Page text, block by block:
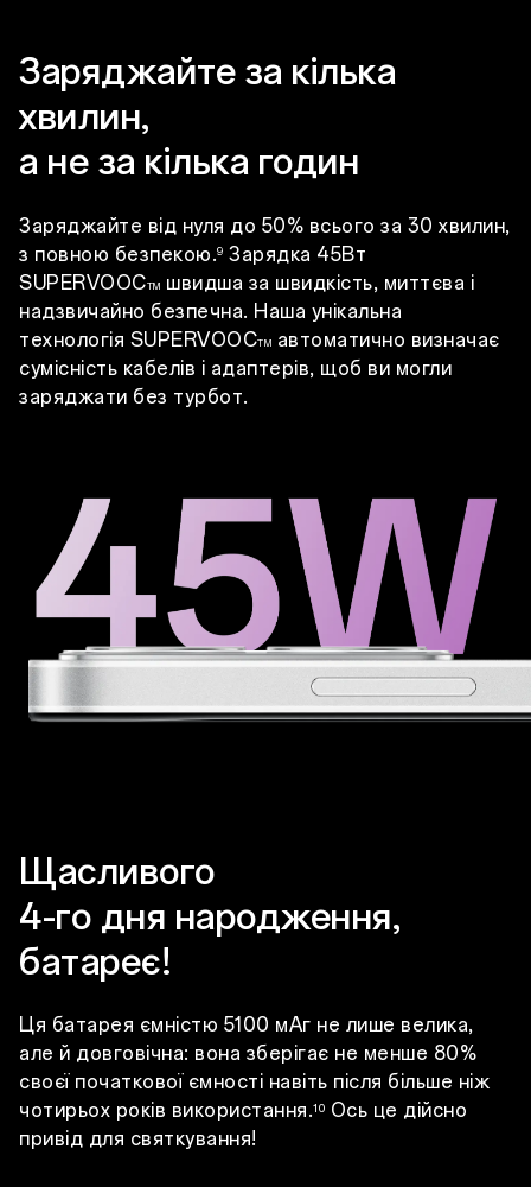
Заряджайте за кілька
хвилин,
а не за кілька годин
Заряджайте від нуля до 50% всього за 30 хвилин,
з повною безпекою.9 Зарядка 45Вт
SUPERVOOCTM швидша за швидкість, миттєва і
надзвичайно безпечна. Наша унікальна
технологія SUPERVOOCTM автоматично визначає
сумісність кабелів і адаптерів, щоб ви могли
заряджати без турбот.
Щасливого
4-го дня народження,
батареє!
Ця батарея ємністю 5100 мАг не лише велика,
але й довговічна: вона зберігає не менше 80%
своєї початкової ємності навіть після більше ніж
чотирьох років використання.10 Ось це дійсно
привід для святкування!